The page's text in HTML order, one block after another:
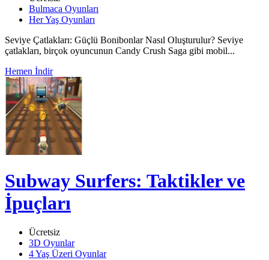
Bulmaca Oyunları
Her Yaş Oyunları
Seviye Çatlakları: Güçlü Bonibonlar Nasıl Oluşturulur? Seviye
çatlakları, birçok oyuncunun Candy Crush Saga gibi mobil...
Hemen İndir
Subway Surfers: Taktikler ve
İpuçları
Ücretsiz
3D Oyunlar
4 Yaş Üzeri Oyunlar